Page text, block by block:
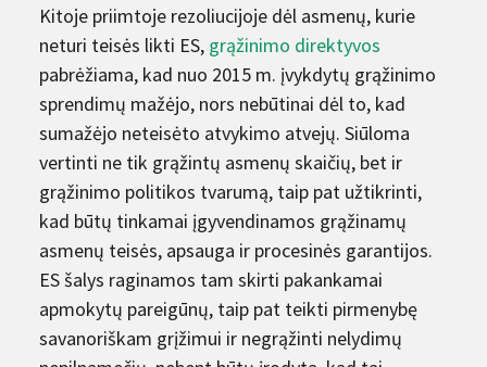
Kitoje priimtoje rezoliucijoje dėl asmenų, kurie
neturi teisės likti ES, grąžinimo direktyvos
pabrėžiama, kad nuo 2015 m. įvykdytų grąžinimo
sprendimų mažėjo, nors nebūtinai dėl to, kad
sumažėjo neteisėto atvykimo atvejų. Siūloma
vertinti ne tik grąžintų asmenų skaičių, bet ir
grąžinimo politikos tvarumą, taip pat užtikrinti,
kad būtų tinkamai įgyvendinamos grąžinamų
asmenų teisės, apsauga ir procesinės garantijos.
ES šalys raginamos tam skirti pakankamai
apmokytų pareigūnų, taip pat teikti pirmenybę
savanoriškam grįžimui ir negrąžinti nelydimų